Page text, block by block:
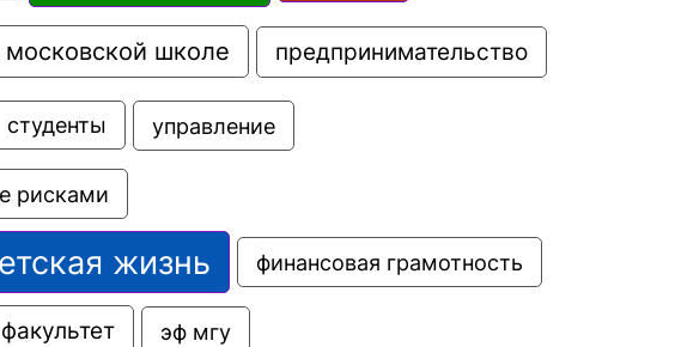
московской школе предпринимательство
студенты управление
рисками
жизнь финансовая грамотность
эф мгу